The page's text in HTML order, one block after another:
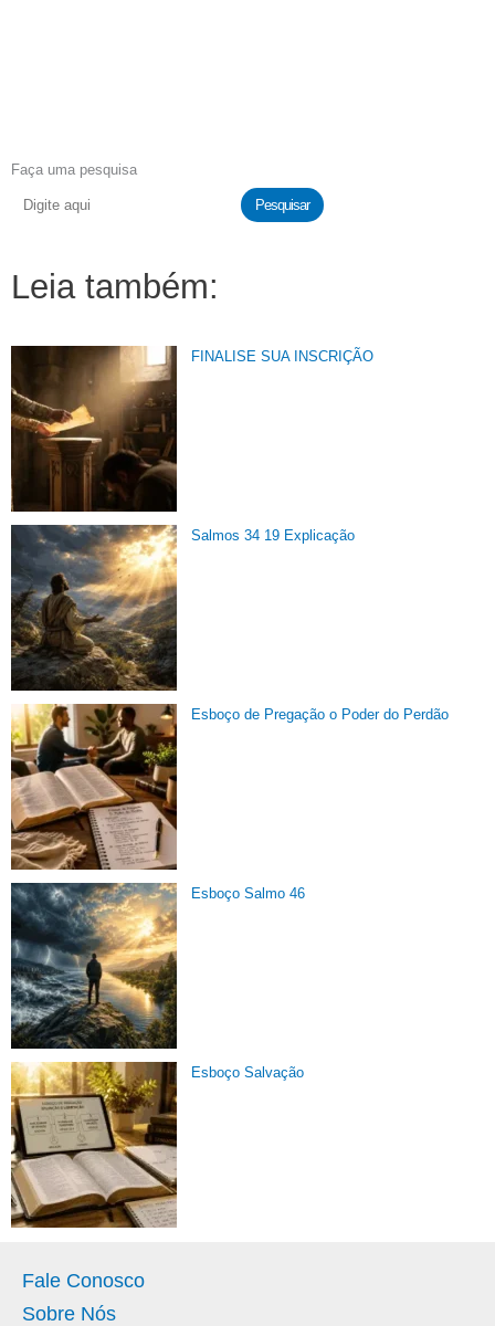
Faça uma pesquisa
Pesquisar
Leia também:
FINALISE SUA INSCRIÇÃO
Salmos 34 19 Explicação
Esboço de Pregação o Poder do Perdão
Esboço Salmo 46
Esboço Salvação
Fale Conosco
Sobre Nós